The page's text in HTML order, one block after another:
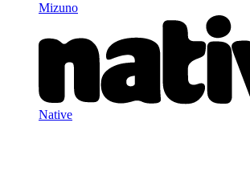
Mizuno
Native